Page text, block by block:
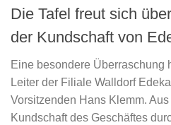
Die Tafel freut sich
der Kundschaft von
Eine besondere Überraschung
Leiter der Filiale Walldorf
Vorsitzenden Hans Klemm.
Kundschaft des Geschäftes